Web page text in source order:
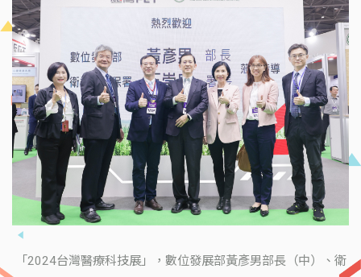
「2024台灣醫療科技展」，數位發展部黃彥男部長（中）、衛